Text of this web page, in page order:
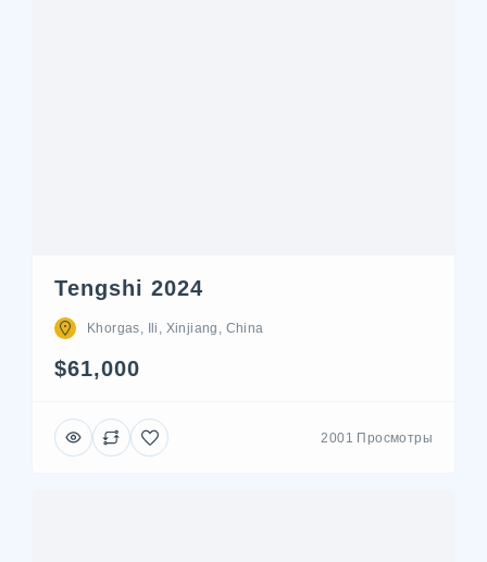
Tengshi 2024
Khorgas, Ili, Xinjiang, China
$61,000
2001 Просмотры